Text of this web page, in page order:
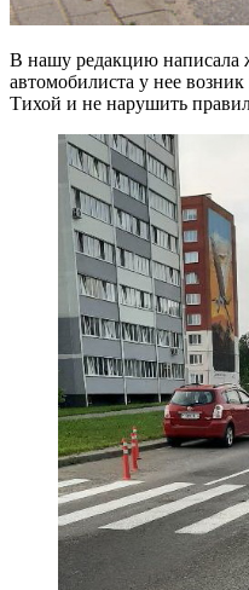
В нашу редакцию написала
автомобилиста у нее
Тихой и не нарушить